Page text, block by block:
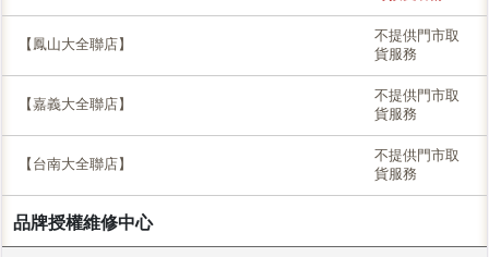
【鳳山大全聯店】
不提供門市取
貨服務
【嘉義大全聯店】
不提供門市取
貨服務
【台南大全聯店】
不提供門市取
貨服務
品牌授權維修中心